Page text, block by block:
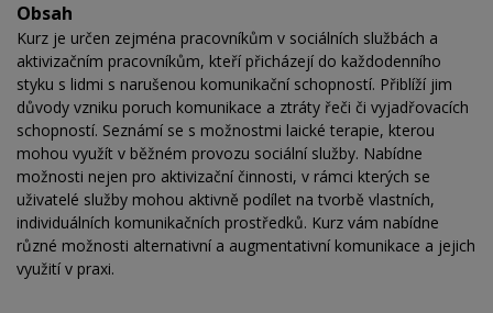
Obsah
Kurz je určen zejména pracovníkům v sociálních službách a
aktivizačním pracovníkům, kteří přicházejí do každodenního
styku s lidmi s narušenou komunikační schopností. Přiblíží jim
důvody vzniku poruch komunikace a ztráty řeči či vyjadřovacích
schopností. Seznámí se s možnostmi laické terapie, kterou
mohou využít v běžném provozu sociální služby. Nabídne
možnosti nejen pro aktivizační činnosti, v rámci kterých se
uživatelé služby mohou aktivně podílet na tvorbě vlastních,
individuálních komunikačních prostředků. Kurz vám nabídne
různé možnosti alternativní a augmentativní komunikace a jejich
využití v praxi.